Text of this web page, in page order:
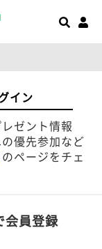
イン
ゼント情報
優先参加など
のページをチェ
会員登録